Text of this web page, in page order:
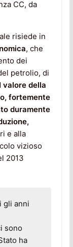
CC, da
risiede in
, che
dei
petrolio, di
valore della
fortemente
duramente
e alla
vizioso
2013
gli anni
sono
ha